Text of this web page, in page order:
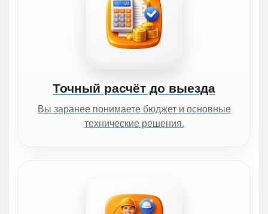
Точный расчёт до выезда
Вы заранее понимаете бюджет и основные
технические решения.